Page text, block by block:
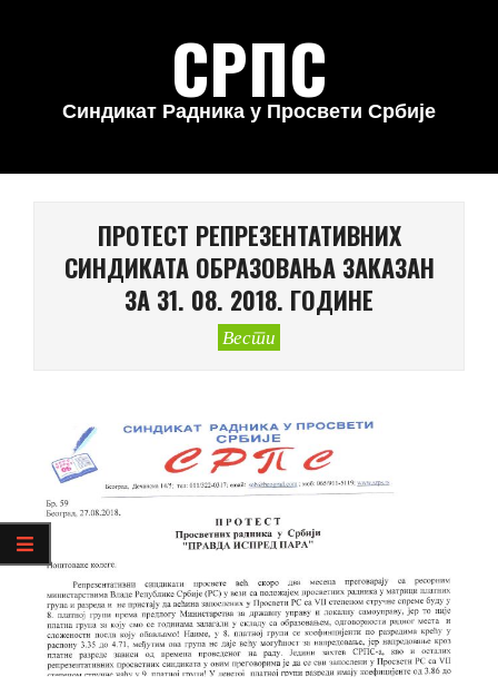
СРПС
Синдикат Радника у Просвети Србије
ПРОТЕСТ РЕПРЕЗЕНТАТИВНИХ
СИНДИКАТА ОБРАЗОВАЊА ЗАКАЗАН
ЗА 31. 08. 2018. ГОДИНЕ
Вести